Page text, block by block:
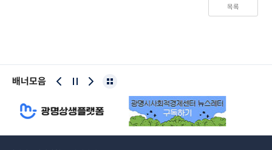
목록
배너모음